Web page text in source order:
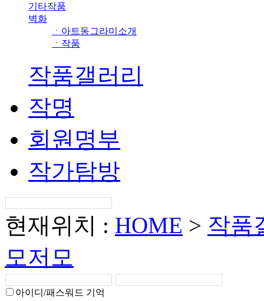
기타작품
벽화
ㆍ아트동그라미소개
ㆍ작품
작품갤러리
작명
회원명부
작가탐방
현재위치 : HOME > 작품
모저모
아이디/패스워드 기억